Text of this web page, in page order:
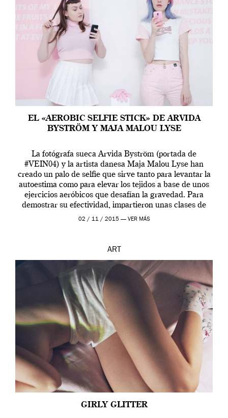
EL «AEROBIC SELFIE STICK» DE ARVIDA
BYSTRÖM Y MAJA MALOU LYSE
La fotógrafa sueca Arvida Byström (portada de
#VEIN04) y la artista danesa Maja Malou Lyse han
creado un palo de selfie que sirve tanto para levantar la
autoestima como para elevar los tejidos a base de unos
ejercicios aeróbicos que desafían la gravedad. Para
demostrar su efectividad, impartieron unas clases de
prueba en el Tate […]
02 / 11 / 2015 — VER MÁS
ART
GIRLY GLITTER